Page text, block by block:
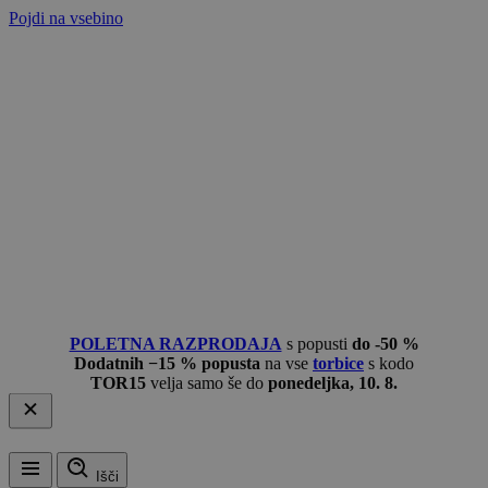
Pojdi na vsebino
POLETNA RAZPRODAJA s popusti do -50 %
Dodatnih −15 % popusta na vse torbice s kodo
TOR15 velja samo še do ponedeljka, 10. 8.
Išči